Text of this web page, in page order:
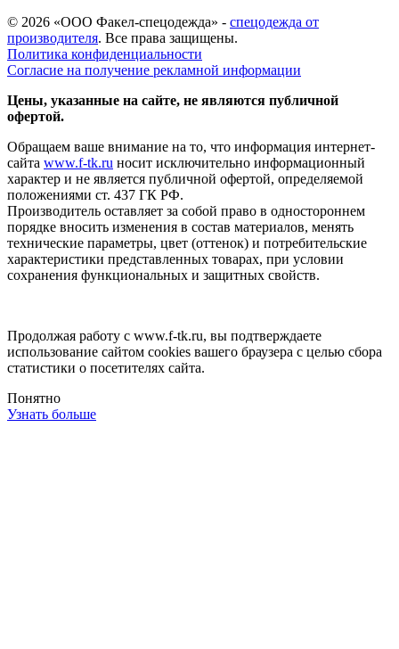
© 2026 «ООО Факел-спецодежда» - спецодежда от
производителя. Все права защищены.
Политика конфиденциальности
Согласие на получение рекламной информации
Цены, указанные на сайте, не являются публичной
офертой.
Обращаем ваше внимание на то, что информация интернет-
сайта www.f-tk.ru носит исключительно информационный
характер и не является публичной офертой, определяемой
положениями ст. 437 ГК РФ.
Производитель оставляет за собой право в одностороннем
порядке вносить изменения в состав материалов, менять
технические параметры, цвет (оттенок) и потребительские
характеристики представленных товарах, при условии
сохранения функциональных и защитных свойств.
Продолжая работу с www.f-tk.ru, вы подтверждаете
использование сайтом cookies вашего браузера с целью сбора
статистики о посетителях сайта.
Понятно
Узнать больше